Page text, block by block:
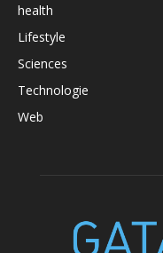
health
Lifestyle
Sciences
Technologie
Web